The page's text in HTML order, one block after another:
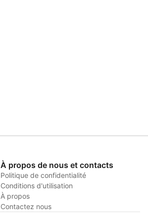
À propos de nous et contacts
Politique de confidentialité
Conditions d'utilisation
À propos
Contactez nous